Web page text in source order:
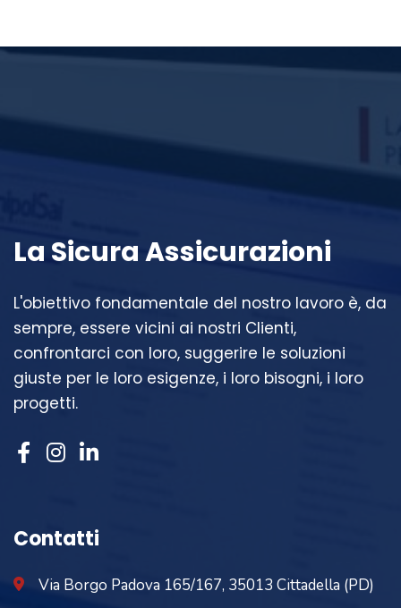
La Sicura Assicurazioni
L'obiettivo fondamentale del nostro lavoro è, da
sempre, essere vicini ai nostri Clienti,
confrontarci con loro, suggerire le soluzioni
giuste per le loro esigenze, i loro bisogni, i loro
progetti.
Contatti
Via Borgo Padova 165/167, 35013 Cittadella (PD)